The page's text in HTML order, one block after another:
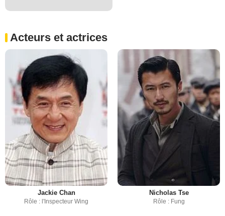
Acteurs et actrices
Jackie Chan
Rôle : l'Inspecteur Wing
Nicholas Tse
Rôle : Fung